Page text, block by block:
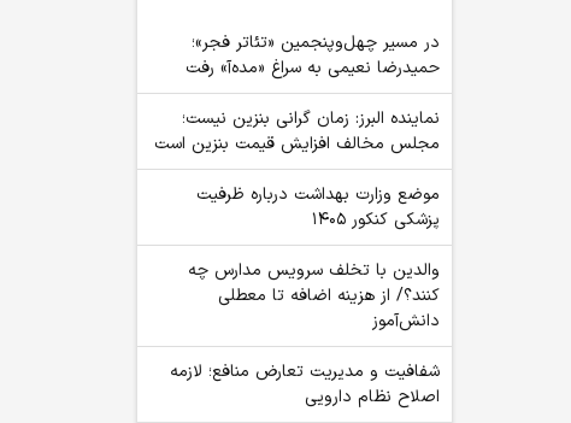
در مسیر چهل‌وپنجمین «تئاتر فجر»؛
حمیدرضا نعیمی به سراغ «مده‌آ» رفت
نماینده البرز: زمان گرانی بنزین نیست؛
مجلس مخالف افزایش قیمت بنزین است
موضع وزارت بهداشت درباره ظرفیت
پزشکی کنکور ۱۴۰۵
والدین با تخلف سرویس مدارس چه
کنند؟/ از هزینه اضافه تا معطلی
دانش‌آموز
شفافیت و مدیریت تعارض منافع؛ لازمه
اصلاح نظام دارویی